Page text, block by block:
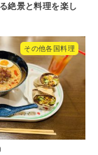
絶景と料理を楽し
その他各国料理